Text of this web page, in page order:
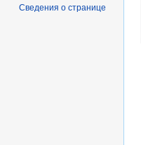
Сведения о странице